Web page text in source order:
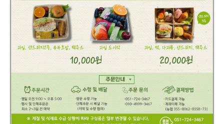
자활사례관리사업
더보기
자활기업